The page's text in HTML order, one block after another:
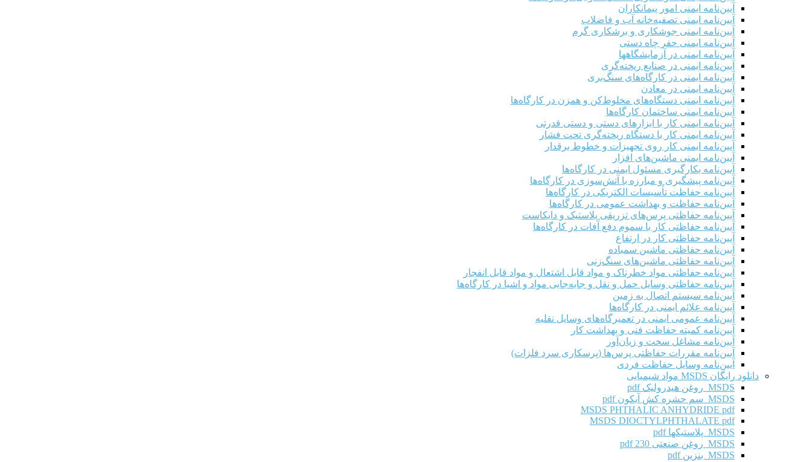
آیین‌نامه ایمنی امور پیمانکاران
آیین‌نامه ایمنی تصفیه‌خانه آب و فاضلاب
آیین‌نامه ایمنی جوشکاری و برشکاری گرم
آیین‌نامه ایمنی حفر چاه دستی
آیین‌نامه ایمنی در آزمایشگاهها
آیین‌نامه ایمنی در صنایع ریخته‌گری
آیین‌نامه ایمنی در کارگاه‌های سنگ‌بری
آیین‌نامه ایمنی در معادن
آیین‌نامه ایمنی دستگاه‌های مخلوط‌کن و همزن در کارگاه‌ها
آیین‌نامه ایمنی ساختمان کارگاه‌ها
آیین‌نامه ایمنی کار با ابزارهای دستی و دستی قدرتی
آیین‌نامه ایمنی کار با دستگاه ریخته‌گری تحت فشار
آیین‌نامه ایمنی کار روی تجهیزات و خطوط برقدار
آیین‌نامه ایمنی ماشین‌های افزار
آیین‌نامه بکارگیری مسئول ایمنی در کارگاه‌ها
آیین‌نامه پیشگیری و مبارزه با آتش‌سوزی در کارگاه‌ها
آیین‌نامه حفاظت تأسیسات الکتریکی در کارگاه‌ها
آیین‌نامه حفاظت و بهداشت عمومی در کارگاه‌ها
آیین‌نامه حفاظتی پرس‌های تزریقی پلاستیک و دایکاست
آیین‌نامه حفاظتی کار با سموم دفع آفات در کارگاه‌ها
آیین‌نامه حفاظتی کار در ارتفاع
آیین‌نامه حفاظتی ماشین سمباده
آیین‌نامه حفاظتی ماشین‌های سنگ‌زنی
آیین‌نامه حفاظتی مواد خطرناک و مواد قابل اشتعال و مواد قابل انفجار
آیین‌نامه حفاظتی وسایل حمل و نقل و جابه‌جایی مواد و اشیا در کارگاه‌ها
آیین‌نامه سیستم اتصال به زمین
آیین‌نامه علائم ایمنی در کارگاه‌ها
آیین‌نامه عمومی ایمنی در تعمیرگاه‌های وسایل نقلیه
آیین‌نامه کمیته حفاظت فنی و بهداشت کار
آیین‌نامه مشاغل سخت و زیان‌آور
آیین‌نامه مقررات حفاظتی پرس‌ها (پرسکاری سرد فلزات)
آیین‌نامه وسایل حفاظت فردی
دانلود رایگان MSDS مواد شیمیایی
MSDS روغن هیدرولیک pdf
MSDS سم حشره کش آیکون pdf
MSDS PHTHALIC ANHYDRIDE pdf
MSDS DIOCTYLPHTHALATE pdf
MSDS پلاستیکها pdf
MSDS روغن صنعتی 230 pdf
MSDS بنزین pdf